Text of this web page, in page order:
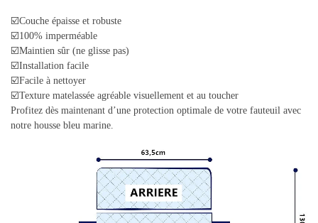
☑️Couche épaisse et robuste
☑️100% imperméable
☑️Maintien sûr (ne glisse pas)
☑️Installation facile
☑️Facile à nettoyer
☑️Texture matelassée agréable visuellement et au toucher
Profitez dès maintenant d’une protection optimale de votre fauteuil avec
notre housse bleu marine.